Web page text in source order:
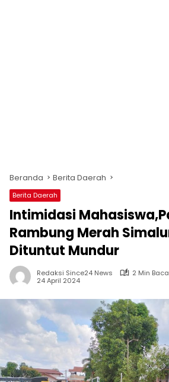
Beranda Berita Daerah
Berita Daerah
Intimidasi
Rambung Merah
Dituntut Mundur
Redaksi Since24 News
2 Min Baca
24 April 2024